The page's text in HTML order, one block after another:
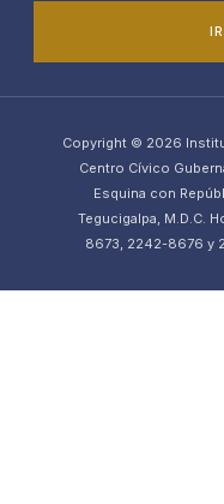
Copyright © 2026
Centro Cívico
Esquina con
Tegucigalpa, M.D.C.
8673, 2242-8676 y